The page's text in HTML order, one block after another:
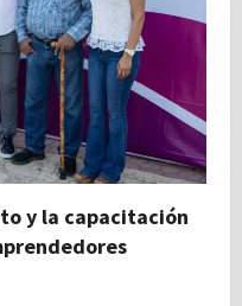
y la capacitación